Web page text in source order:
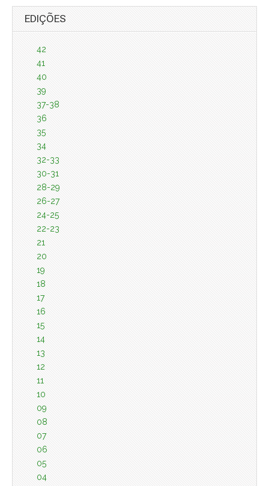
EDIÇÕES
42
41
40
39
37-38
36
35
34
32-33
30-31
28-29
26-27
24-25
22-23
21
20
19
18
17
16
15
14
13
12
11
10
09
08
07
06
05
04